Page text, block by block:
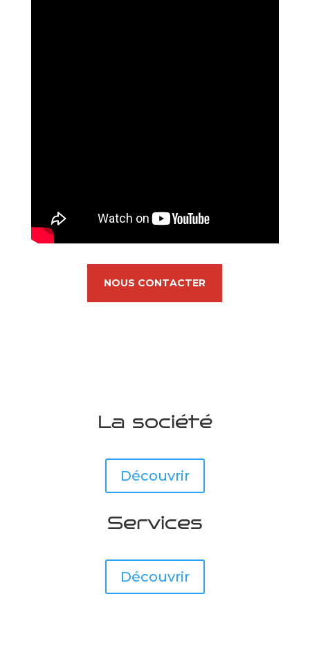
NOUS CONTACTER
La société
Découvrir
Services
Découvrir